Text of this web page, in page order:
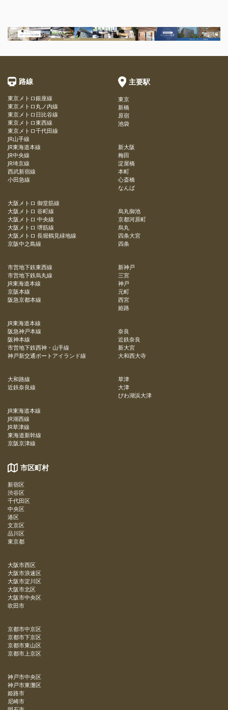
路線
東京メトロ銀座線
東京メトロ丸ノ内線
東京メトロ日比谷線
東京メトロ東西線
東京メトロ千代田線
JR山手線
JR東海道本線
JR中央線
JR埼京線
西武新宿線
小田急線
大阪メトロ 御堂筋線
大阪メトロ 谷町線
大阪メトロ 中央線
大阪メトロ 堺筋線
大阪メトロ 長堀鶴見緑地線
京阪中之島線
市営地下鉄東西線
市営地下鉄烏丸線
JR東海道本線
京阪本線
阪急京都本線
JR東海道本線
阪急神戸本線
阪神本線
市営地下鉄西神・山手線
神戸新交通ポートアイランド線
大和路線
近鉄奈良線
JR東海道本線
JR湖西線
JR草津線
東海道新幹線
京阪京津線
主要駅
東京
新橋
原宿
池袋
新大阪
梅田
淀屋橋
本町
心斎橋
なんば
烏丸御池
京都河原町
烏丸
四条大宮
四条
新神戸
三宮
神戸
元町
西宮
姫路
奈良
近鉄奈良
新大宮
大和西大寺
草津
大津
びわ湖浜大津
市区町村
新宿区
渋谷区
千代田区
中央区
港区
文京区
品川区
東京都
大阪市西区
大阪市浪速区
大阪市淀川区
大阪市北区
大阪市中央区
吹田市
京都市中京区
京都市下京区
京都市東山区
京都市上京区
神戸市中央区
神戸市東灘区
姫路市
尼崎市